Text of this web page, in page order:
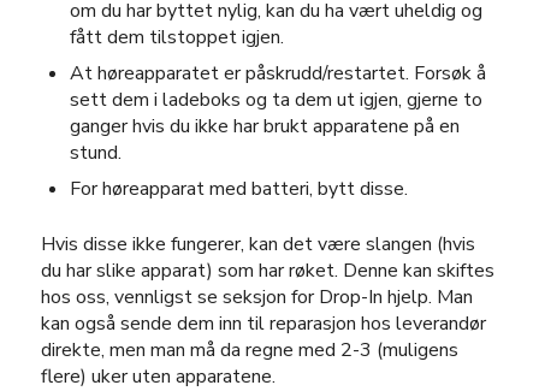
om du har byttet nylig, kan du ha vært uheldig og
fått dem tilstoppet igjen.
At høreapparatet er påskrudd/restartet. Forsøk å
sett dem i ladeboks og ta dem ut igjen, gjerne to
ganger hvis du ikke har brukt apparatene på en
stund.
For høreapparat med batteri, bytt disse.
Hvis disse ikke fungerer, kan det være slangen (hvis
du har slike apparat) som har røket. Denne kan skiftes
hos oss, vennligst se seksjon for Drop-In hjelp. Man
kan også sende dem inn til reparasjon hos leverandør
direkte, men man må da regne med 2-3 (muligens
flere) uker uten apparatene.